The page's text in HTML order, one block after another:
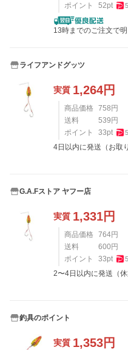
ポイント
52pt 5
13時までのご注文で
ライフアンドグッツ
実質 1,264円
商品価格 758 円
送料
539 円
ポイント
33pt 5
4日以内に発送（お取
G.A.Fストア ヤフー店
実質 1,331円
商品価格 764円
送料
600 円
ポイント
33pt 5
2〜4日以内に発送（休
釣具のポイント
実質 1,353円